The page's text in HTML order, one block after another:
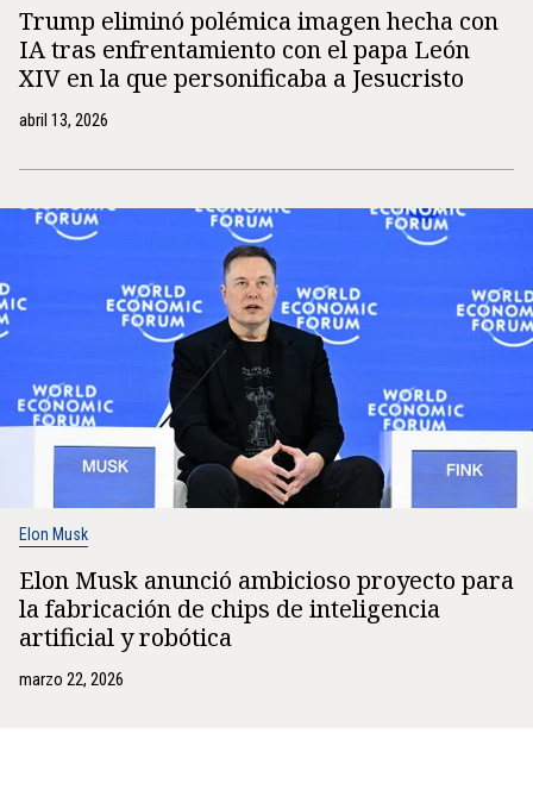
Trump eliminó polémica imagen hecha con
IA tras enfrentamiento con el papa León
XIV en la que personificaba a Jesucristo
abril 13, 2026
Elon Musk
Elon Musk anunció ambicioso proyecto para
la fabricación de chips de inteligencia
artificial y robótica
marzo 22, 2026